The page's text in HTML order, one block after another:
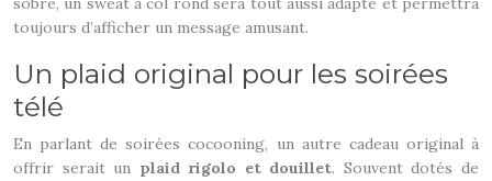
toujours d’afficher un message amusant.
Un plaid original pour les soirées
télé
En parlant de soirées cocooning, un autre cadeau original à
offrir serait un plaid rigolo et douillet. Souvent dotés de